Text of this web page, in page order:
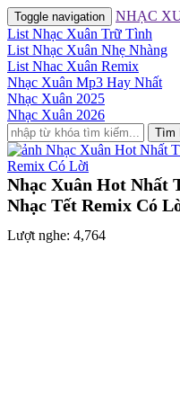
Toggle navigation
NHẠC
List Nhạc Xuân Trữ Tình
List Nhạc Xuân Nhẹ Nhàng
List Nhac Xuân Remix
Nhạc Xuân Mp3 Hay Nhất
Nhạc Xuân 2025
Nhạc Xuân 2026
Tìm
Nhạc Xuân Hot Nhất
Nhạc Tết Remix Có
Lượt nghe: 4,764